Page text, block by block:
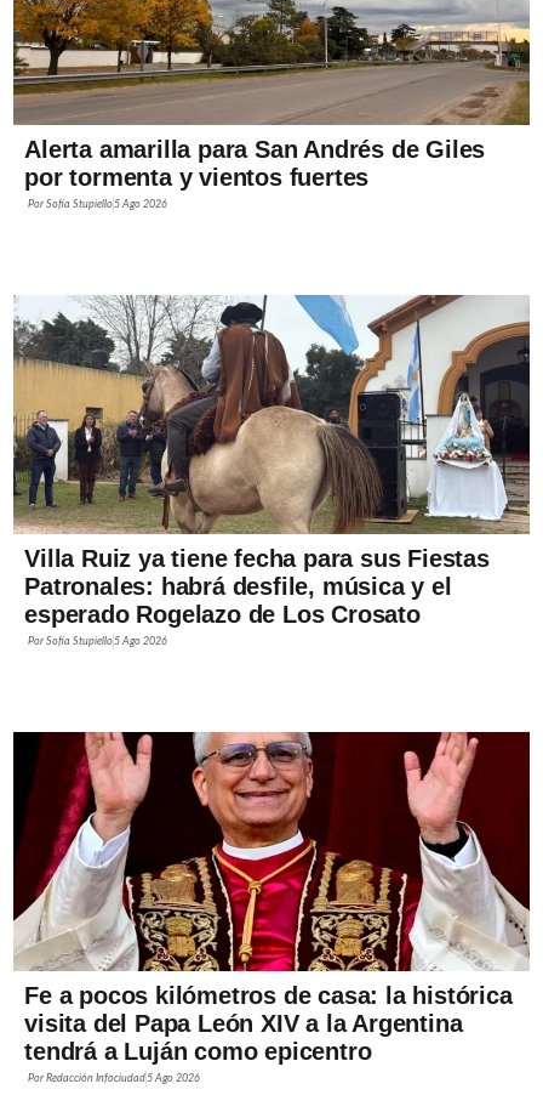
Alerta amarilla para San Andrés de Giles
por tormenta y vientos fuertes
PorSofía Stupiello 5 Ago 2026
Villa Ruiz ya tiene fecha para sus Fiestas
Patronales: habrá desfile, música y el
esperado Rogelazo de Los Crosato
PorSofía Stupiello 5 Ago 2026
Fe a pocos kilómetros de casa: la histórica
visita del Papa León XIV a la Argentina
tendrá a Luján como epicentro
PorRedacción Infociudad 5 Ago 2026